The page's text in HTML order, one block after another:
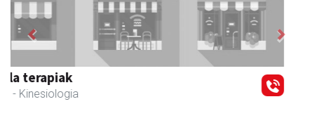
Goine esnekiak
Asteasu - Esnekiak
Previous